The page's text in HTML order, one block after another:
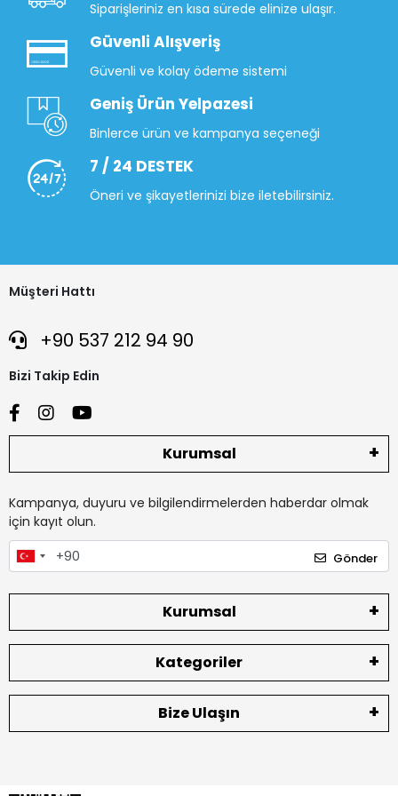
Siparişleriniz en kısa sürede elinize ulaşır.
Güvenli Alışveriş
Güvenli ve kolay ödeme sistemi
Geniş Ürün Yelpazesi
Binlerce ürün ve kampanya seçeneği
7 / 24 DESTEK
Öneri ve şikayetlerinizi bize iletebilirsiniz.
Müşteri Hattı
+90 537 212 94 90
Bizi Takip Edin
Kurumsal
Kampanya, duyuru ve bilgilendirmelerden haberdar olmak
için kayıt olun.
Gönder
Kurumsal
Kategoriler
Bize Ulaşın